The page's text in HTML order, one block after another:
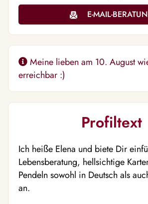
E-MAIL-
Meine lieben am 10. August
erreichbar :)
Profiltext
Ich heiße Elena und biete Dir
Lebensberatung, hellsichtige
Pendeln sowohl in Deutsch als
an.